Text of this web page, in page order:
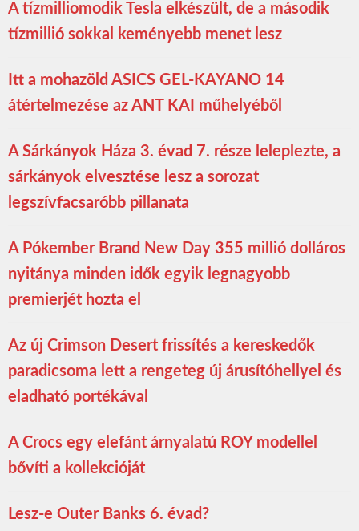
A tízmilliomodik Tesla elkészült, de a második
tízmillió sokkal keményebb menet lesz
Itt a mohazöld ASICS GEL-KAYANO 14
átértelmezése az ANT KAI műhelyéből
A Sárkányok Háza 3. évad 7. része leleplezte, a
sárkányok elvesztése lesz a sorozat
legszívfacsaróbb pillanata
A Pókember Brand New Day 355 millió dolláros
nyitánya minden idők egyik legnagyobb
premierjét hozta el
Az új Crimson Desert frissítés a kereskedők
paradicsoma lett a rengeteg új árusítóhellyel és
eladható portékával
A Crocs egy elefánt árnyalatú ROY modellel
bővíti a kollekcióját
Lesz-e Outer Banks 6. évad?